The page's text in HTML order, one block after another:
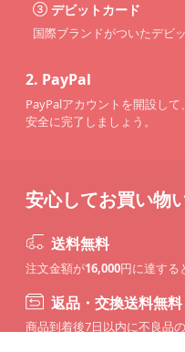
デビットカード
国際ブランドがついたデビ
2. PayPal
PayPalアカウントを開設し
安全に完了しましょう。
安心してお買い物
送料無料
注文金額が16,000円に達する
返品・交換送料無料
商品到着後7日以内に不良品